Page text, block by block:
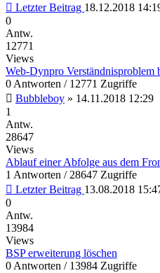
Letzter Beitrag 18.12.2018
0
Antw.
12771
Views
Web-Dynpro Verständnisproblem
0 Antworten / 12771 Zugriffe
Bubbleboy » 14.11.2018 12:29
1
Antw.
28647
Views
Ablauf einer Abfolge aus dem
1 Antworten / 28647 Zugriffe
Letzter Beitrag 13.08.2018
0
Antw.
13984
Views
BSP erweiterung löschen
0 Antworten / 13984 Zugriffe